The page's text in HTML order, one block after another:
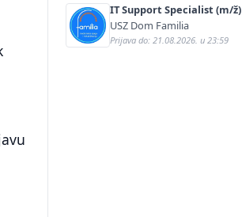
IT Support Specialist (m/ž)
USZ Dom Familia
Prijava do: 21.08.2026. u 23:59